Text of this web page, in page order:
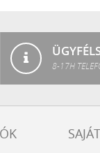
8-17H